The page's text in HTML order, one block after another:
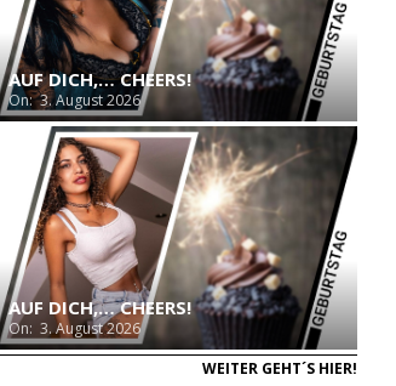
AUF DICH,… CHEERS!
On: 3. August 2026
AUF DICH,… CHEERS!
On: 3. August 2026
WEITER GEHT´S HIER!